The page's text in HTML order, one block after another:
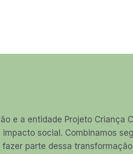
e a entidade Projeto Criança
social. Combinamos
parte dessa